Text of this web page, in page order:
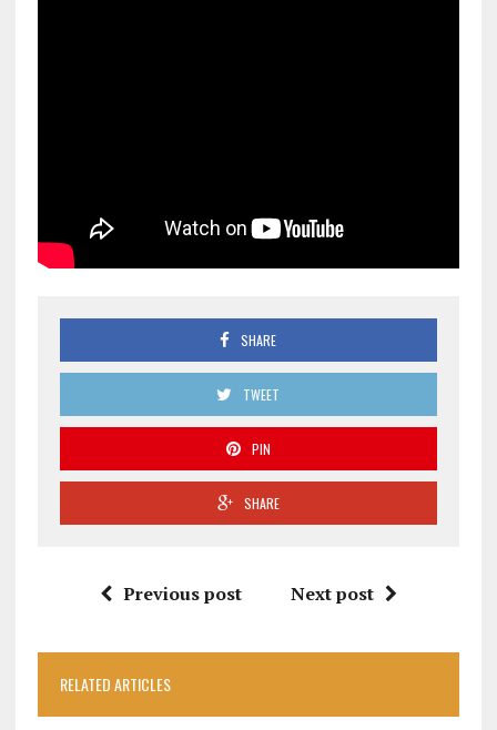
SHARE
TWEET
PIN
SHARE
Previous post Next post
RELATED ARTICLES